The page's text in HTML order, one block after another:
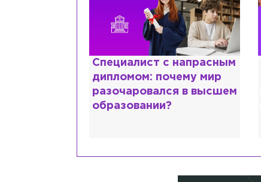
Специалист с напрасным
дипломом: почему мир
разочаровался в высшем
образовании?